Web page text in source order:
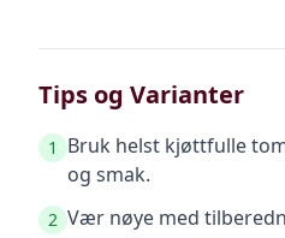
Tips og Varianter
1
Bruk helst kjøttfulle
og smak.
2 Vær nøye med